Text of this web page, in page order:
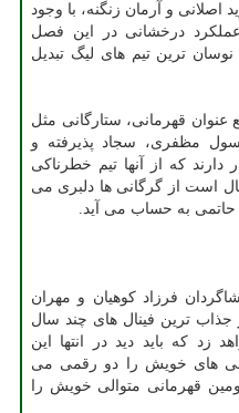
و آرمان زنگنه، با وجود
درخشانی در این فصل
ترین تیم های لیگ تبدیل
عنوان قهرمانی، ستارگانی مثل
مظفری، سجاد پذیرفته و
که از آنها تیم خطرناکی
است. پتی که نزدیک به ۵ سال است از گرگانی ها دلبری می
حاتمی به حساب می آید.
فرزاد کوهیان و مهران
تایی، یکی از جذاب ترین فینال های چند سال
زد که باید دید در انتها این
های خویش را دو رقمی می
قهرمانی متوالی خویش را